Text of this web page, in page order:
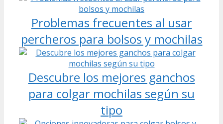
Problemas frecuentes al usar
percheros para bolsos y mochilas
Descubre los mejores ganchos
para colgar mochilas según su
tipo